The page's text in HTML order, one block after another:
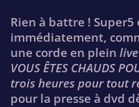
Rien à battre !
immédiatement,
une corde en plein live
VOUS ÊTES CHAUDS
trois heures pour tout
pour la presse à dvd